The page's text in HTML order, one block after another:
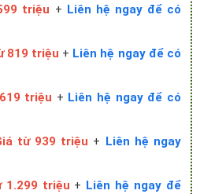
triệu + Liên hệ ngay để có
819 triệu + Liên hệ ngay để có
triệu + Liên hệ ngay để có
từ 939 triệu + Liên hệ ngay
1.299 triệu + Liên hệ ngay để